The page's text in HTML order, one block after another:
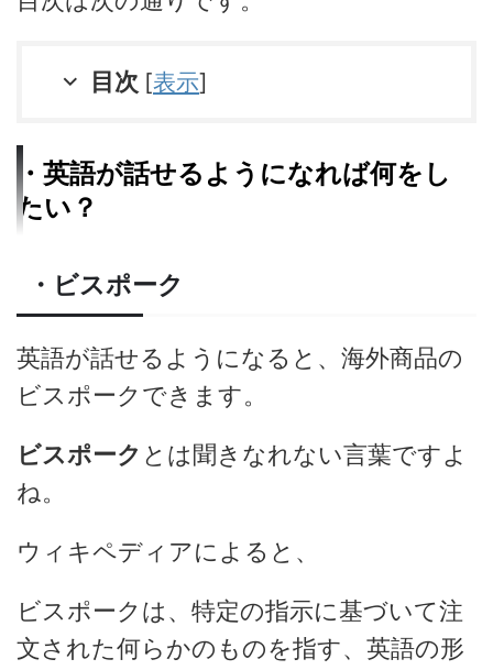
目次 [表示]
・英語が話せるようになれば何をし
たい？
・ビスポーク
英語が話せるようになると、海外商品の
ビスポークできます。
ビスポーク とは聞きなれない言葉ですよ
ね。
ウィキペディアによると、
ビスポークは、特定の指示に基づいて注
文された何らかのものを指す、英語の形